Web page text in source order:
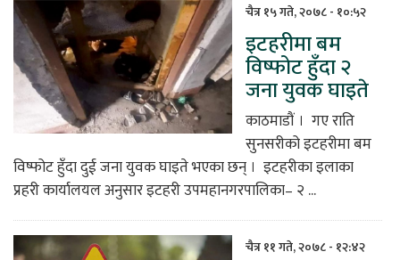
चैत्र १५ गते, २०७८ - १०:५२
इटहरीमा बम
विष्फोट हुँदा २
जना युवक घाइते
काठमाडौं । गए राति
सुनसरीको इटहरीमा बम
विष्फोट हुँदा दुई जना युवक घाइते भएका छन् । इटहरीका इलाका
प्रहरी कार्यालयल अनुसार इटहरी उपमहानगरपालिका– २ ...
चैत्र ११ गते, २०७८ - १२:४२